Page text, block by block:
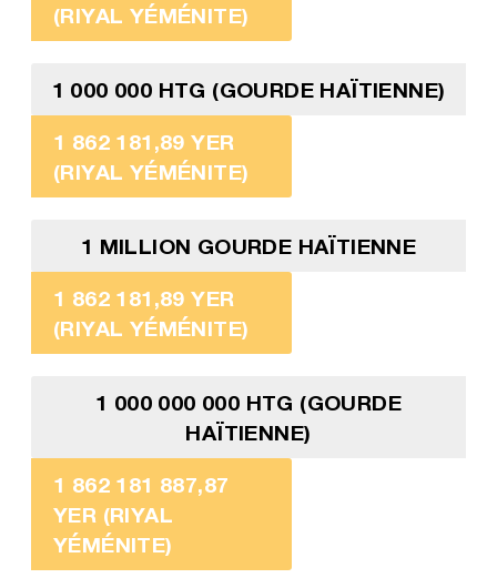
(RIYAL YÉMÉNITE)
1 000 000 HTG (GOURDE HAÏTIENNE)
1 862 181,89 YER
(RIYAL YÉMÉNITE)
1 MILLION GOURDE HAÏTIENNE
1 862 181,89 YER
(RIYAL YÉMÉNITE)
1 000 000 000 HTG (GOURDE
HAÏTIENNE)
1 862 181 887,87
YER (RIYAL
YÉMÉNITE)